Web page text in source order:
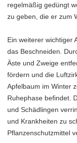
regelmäßig gedüngt
zu geben, die er zum
Ein weiterer wichtiger
das Beschneiden.
Äste und Zweige
fördern und die
Apfelbaum im Winter
Ruhephase befindet.
und Schädlingen
und Krankheiten zu
Pflanzenschutzmittel